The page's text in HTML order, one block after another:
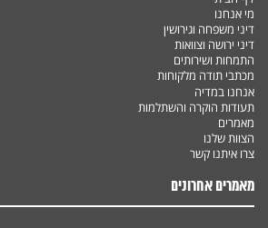
מי אנחנו
דיני משפחה וגירושין
דיני ירושה וצוואות
התמחות ושירותים
מכתבי תודה מלקוחות
אנחנו במדיה
תעודות הוקרה והשתלמות
מאמרים
הצוות שלנו
צרו איתנו קשר
מאמרים אחרונים